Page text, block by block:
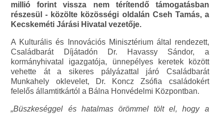
millió forint vissza nem térítendő támogatásban
részesül - közölte közösségi oldalán Cseh Tamás, a
Kecskeméti Járási Hivatal vezetője.
A Kulturális és Innovációs Minisztérium által rendezett,
Családbarát Díjátadón Dr. Havassy Sándor, a
kormányhivatal igazgatója, ünnepélyes keretek között
vehette át a sikeres pályázattal járó Családbarát
Munkahely oklevelet, Dr. Koncz Zsófia családokért
felelős államtitkártól a Bálna Honvédelmi Központban.
„Büszkeséggel és hatalmas örömmel tölt el, hogy a